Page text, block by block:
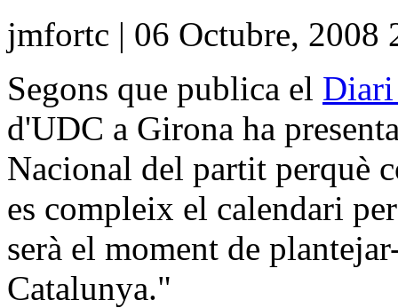
jmfortc | 06 Octubre, 2008
Segons que publica el
d'UDC a Girona ha
Nacional del partit perquè
es compleix el calendari
serà el moment de
Catalunya."